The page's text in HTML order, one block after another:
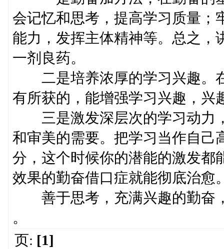
会记忆和思考，提高学习质量；
能力，发挥主体精神等。总之，
一剂良药。
二是培养浓厚的学习兴趣。
有所获的，能增强学习兴趣，兴
三是激发深层次的学习动力
和审美的需要。把学习当作自己
分，这个时候你的潜能的激发都
效果的勤奋借口症就能彻底治愈
善于思考，充满兴趣的勤奋
。
页: [1]